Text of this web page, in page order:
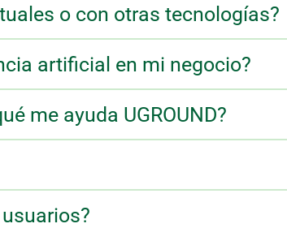
o con otras tecnologías?
artificial en mi negocio?
me ayuda UGROUND?